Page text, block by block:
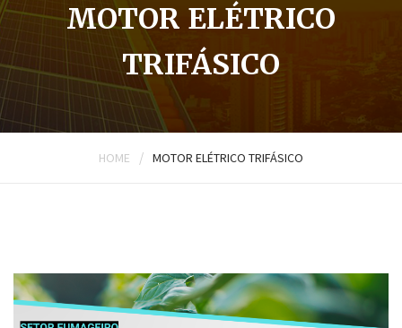
MOTOR ELÉTRICO
TRIFÁSICO
HOME / MOTOR ELÉTRICO TRIFÁSICO